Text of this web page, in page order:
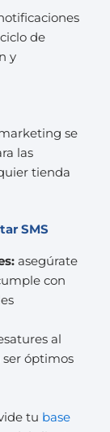
de
y
se
las
tienda
SMS
asegúrate
con
al
ser óptimos
tu base